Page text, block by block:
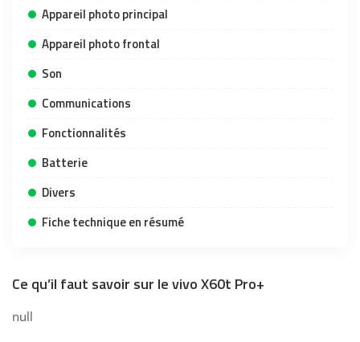
Appareil photo principal
Appareil photo frontal
Son
Communications
Fonctionnalités
Batterie
Divers
Fiche technique en résumé
Ce qu’il faut savoir sur le vivo X60t Pro+
null